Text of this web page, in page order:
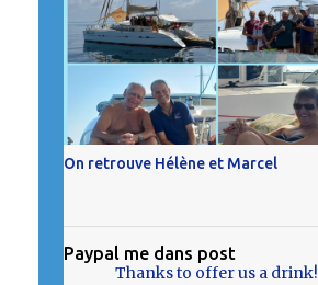
On retrouve Hélène et Marcel
Paypal me dans post
Thanks to offer us a drink!